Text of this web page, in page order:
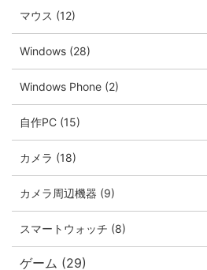
マウス (12)
Windows (28)
Windows Phone (2)
自作PC (15)
カメラ (18)
カメラ周辺機器 (9)
スマートウォッチ (8)
ゲーム (29)